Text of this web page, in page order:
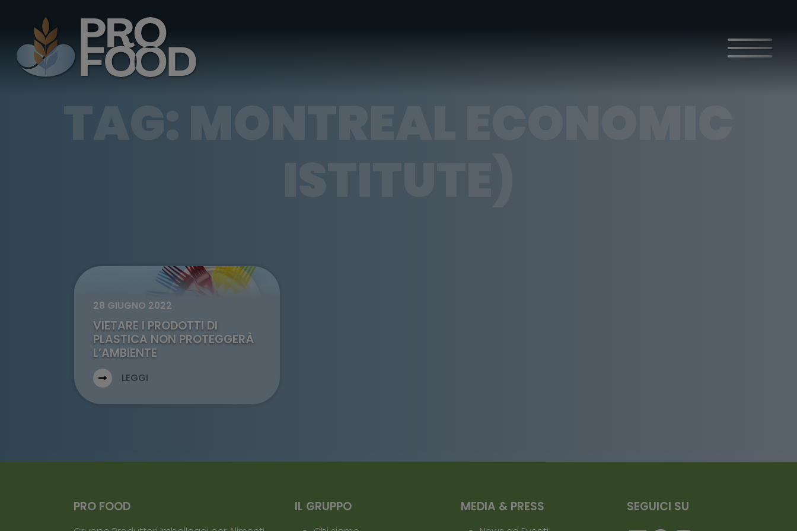
Go to: Vietare i prodotti di plastica non proteggerà l’ambiente
28 GIUGNO 2022
VIETARE I PRODOTTI DI
PLASTICA NON PROTEGGERÀ
L’AMBIENTE
LEGGI
PRO FOOD IL GRUPPO MEDIA & PRESS SEGUICI SU